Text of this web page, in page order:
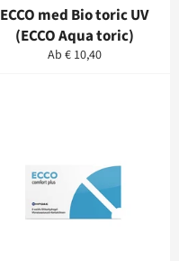
ECCO med Bio toric UV
(ECCO Aqua toric)
Ab € 10,40